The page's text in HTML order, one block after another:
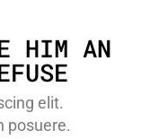
HIM AN
elit.
posuere.